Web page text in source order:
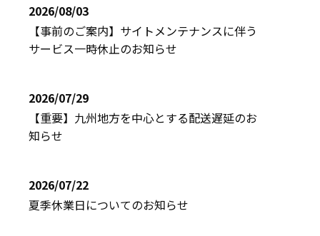
2026/08/03
【事前のご案内】サイトメンテナンスに伴う
サービス一時休止のお知らせ
2026/07/29
【重要】九州地方を中心とする配送遅延のお
知らせ
2026/07/22
夏季休業日についてのお知らせ